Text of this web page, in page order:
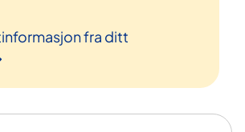
fra ditt